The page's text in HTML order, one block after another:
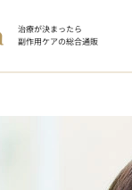
治療が決まったら
副作用ケアの総合通販